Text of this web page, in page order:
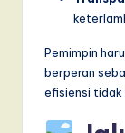
Pemimpin
berperan
efisiensi tidak